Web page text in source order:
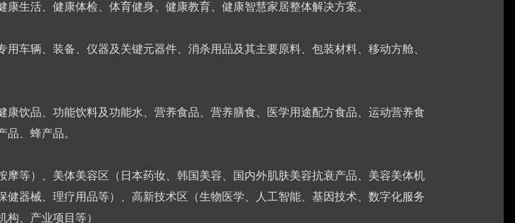
生活、健康体检、体育健身、健康教育、健康智慧家居整体解决方案。
车辆、装备、仪器及关键元器件、消杀用品及其主要原料、包装材料、移动方舱、
康饮品、功能饮料及功能水、营养食品、营养膳食、医学用途配方食品、运动营养食
品、蜂产品。
等）、美体美容区（日本药妆、韩国美容、国内外肌肤美容抗衰产品、美容美体机
健器械、理疗用品等）、高新技术区（生物医学、人工智能、基因技术、数字化服务
构、产业项目等）